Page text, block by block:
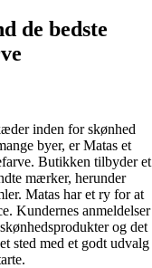
de bedste
inden for skønhed
byer, er Matas et
Butikken tilbyder et
mærker, herunder
Matas har et ry for at
Kundernes anmeldelser
og det
sted med et godt udvalg